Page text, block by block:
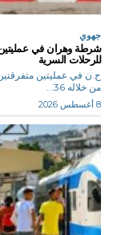
جهوي
للرحلات السرية
ح.ن في عمليتين
من خلاله 36...
8 أغسطس 2026